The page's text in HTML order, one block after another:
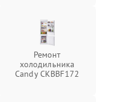
Ремонт
холодильника
Candy CKBBF172